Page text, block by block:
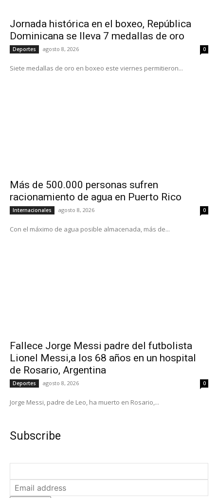
Jornada histórica en el boxeo, República
Dominicana se lleva 7 medallas de oro
Deportes agosto 8, 2026 0
Siete medallas de oro en boxeo este viernes permitieron...
Más de 500.000 personas sufren
racionamiento de agua en Puerto Rico
Internacionales agosto 8, 2026 0
Con el máximo de agua posible almacenada, más de...
Fallece Jorge Messi padre del futbolista
Lionel Messi,a los 68 años en un hospital
de Rosario, Argentina
Deportes agosto 8, 2026 0
Jorge Messi, padre de Leo, ha muerto en Rosario,...
Subscribe